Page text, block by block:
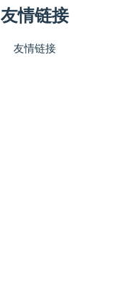
友情链接
友情链接